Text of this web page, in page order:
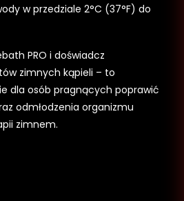
w przedziale 2°C (37°F) do
PRO i doświadcz
zimnych kąpieli – to
dla osób pragnących poprawić
odmłodzenia organizmu
zimnem.